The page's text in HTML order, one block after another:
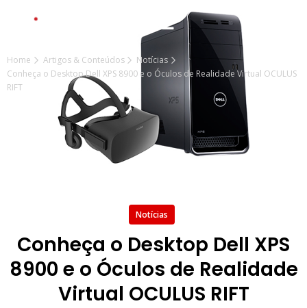
Home Artigos & Conteúdos
Notícias
Conheça o Desktop Dell XPS 8900 e o Óculos de Realidade Virtual OCULUS
RIFT
Notícias
Conheça o Desktop Dell XPS
8900 e o Óculos de Realidade
Virtual OCULUS RIFT